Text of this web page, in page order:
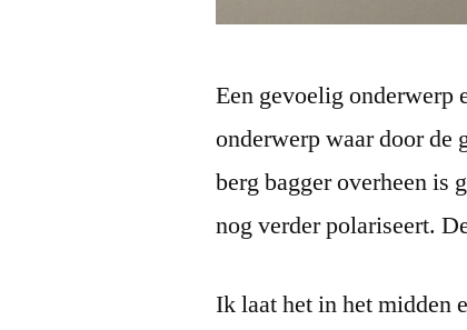
Een gevoelig onderwerp
onderwerp waar door de
berg bagger overheen is
nog verder polariseert.
Ik laat het in het midden